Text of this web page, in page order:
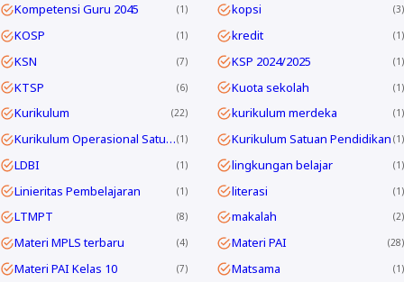
Kompetensi Guru 2045 1 kopsi 3
KOSP 1 kredit 1
KSN 7 KSP 2024/2025 1
KTSP 6 Kuota sekolah 1
Kurikulum 22 kurikulum merdeka 1
Kurikulum Operasional Satuan Pendidikan 1 Kurikulum Satuan Pendidikan 1
LDBI 1 lingkungan belajar 1
Linieritas Pembelajaran 1 literasi 1
LTMPT 8 makalah 2
Materi MPLS terbaru 4 Materi PAI 28
Materi PAI Kelas 10 7 Matsama 1